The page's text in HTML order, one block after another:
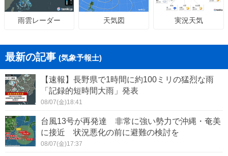
雨雲レーダー 天気図 実況天気
最新の記事 (気象予報士)
【速報】長野県で1時間に約100ミリの猛烈な雨
「記録的短時間大雨」発表
08/07(金)18:41
台風13号が再発達 非常に強い勢力で沖縄・奄美
に接近 状況悪化の前に避難の検討を
08/07(金)17:37